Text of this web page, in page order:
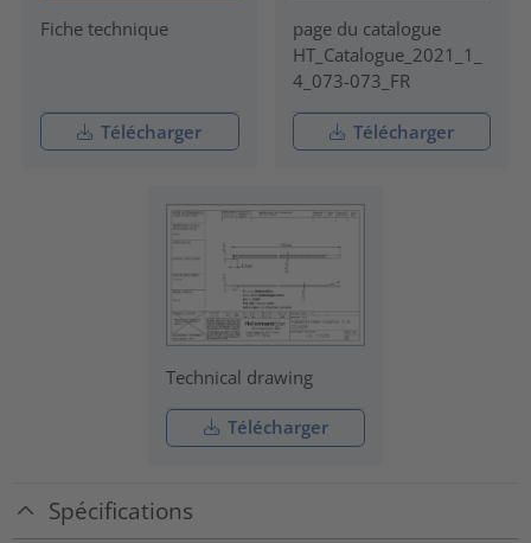
Fiche technique
Télécharger
page du catalogue
HT_Catalogue_2021_1_
4_073-073_FR
Télécharger
Technical drawing
Télécharger
Spécifications